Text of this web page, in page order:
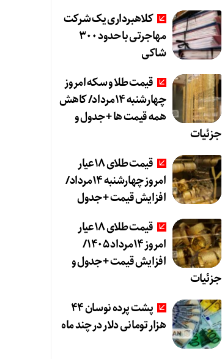
کلاهبرداری یک شرکت
مهاجرتی با حدود ۳۰۰
شاکی
قیمت طلا و سکه امروز
چهارشنبه ۱۴مرداد/ کاهش
همه قیمت ها + جدول و
جزئیات
قیمت طلای ۱۸عیار
امروز چهارشنبه ۱۴مرداد/
افزایش قیمت + جدول
قیمت طلای ۱۸عیار
امروز ۱۴مرداد ۱۴۰۵/
افزایش قیمت + جدول و
جزئیات
پشت پرده نوسان ۴۴
هزار تومانی دلار در چند ماه